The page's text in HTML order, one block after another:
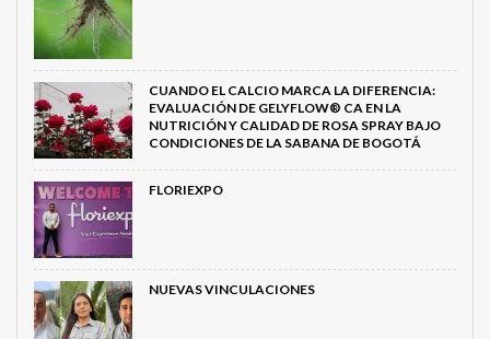
CUANDO EL CALCIO MARCA LA DIFERENCIA:
EVALUACIÓN DE GELYFLOW® CA EN LA
NUTRICIÓN Y CALIDAD DE ROSA SPRAY BAJO
CONDICIONES DE LA SABANA DE BOGOTÁ
FLORIEXPO
NUEVAS VINCULACIONES